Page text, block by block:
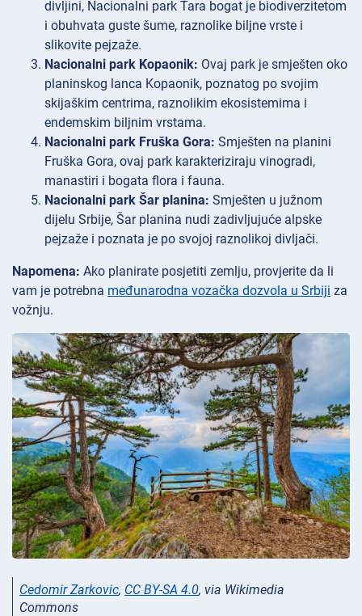
divljini, Nacionalni park Tara bogat je biodiverzitetom
i obuhvata guste šume, raznolike biljne vrste i
slikovite pejzaže.
Nacionalni park Kopaonik: Ovaj park je smješten oko
planinskog lanca Kopaonik, poznatog po svojim
skijaškim centrima, raznolikim ekosistemima i
endemskim biljnim vrstama.
Nacionalni park Fruška Gora: Smješten na planini
Fruška Gora, ovaj park karakteriziraju vinogradi,
manastiri i bogata flora i fauna.
Nacionalni park Šar planina: Smješten u južnom
dijelu Srbije, Šar planina nudi zadivljujuće alpske
pejzaže i poznata je po svojoj raznolikoj divljači.
Napomena: Ako planirate posjetiti zemlju, provjerite da li
vam je potrebna međunarodna vozačka dozvola u Srbiji za
vožnju.
Cedomir Zarkovic, CC BY-SA 4.0, via Wikimedia
Commons